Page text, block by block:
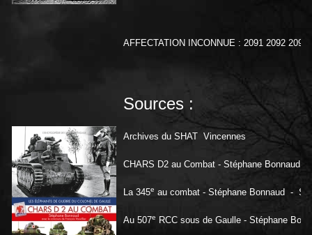
AFFECTATION INCONNUE : 2091 2092
Sources :
Archives du SHAT Vincennes
CHARS D2 au Combat - Stéphane Bonnaud
La 345e au combat - Stéphane Bonnaud -
Au 507e RCC sous de Gaulle - Stéphane